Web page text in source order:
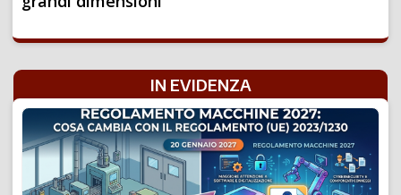
IN EVIDENZA